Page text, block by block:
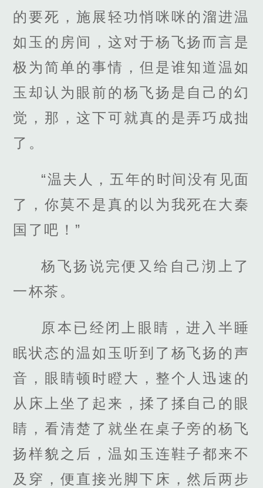
的要死，施展轻功悄咪咪的溜进温
如玉的房间，这对于杨飞扬而言是
极为简单的事情，但是谁知道温如
玉却认为眼前的杨飞扬是自己的幻
觉，那，这下可就真的是弄巧成拙
了。
“温夫人，五年的时间没有见面
了，你莫不是真的以为我死在大秦
国了吧！”
杨飞扬说完便又给自己沏上了
一杯茶。
原本已经闭上眼睛，进入半睡
眠状态的温如玉听到了杨飞扬的声
音，眼睛顿时瞪大，整个人迅速的
从床上坐了起来，揉了揉自己的眼
睛，看清楚了就坐在桌子旁的杨飞
扬样貌之后，温如玉连鞋子都来不
及穿，便直接光脚下床，然后两步